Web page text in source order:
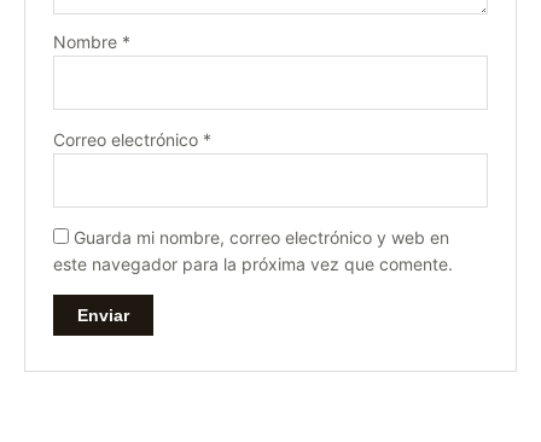
Nombre *
Correo electrónico *
Guarda mi nombre, correo electrónico y web en
este navegador para la próxima vez que comente.